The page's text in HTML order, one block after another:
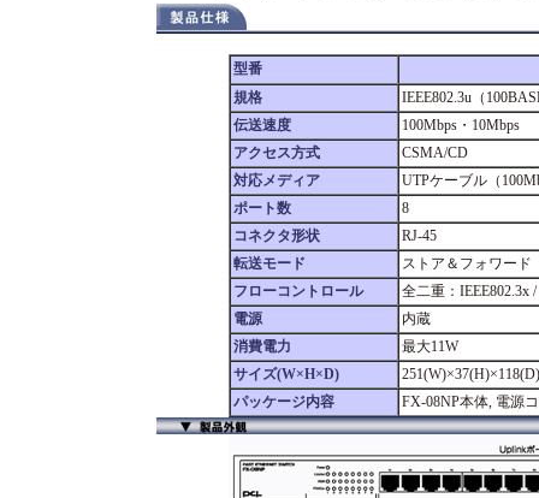
型番
規格
IEEE802.3u（
伝送速度
100Mbps・10Mbps
アクセス方式
CSMA/CD
対応メディア
UTPケーブル（
ポート数
8
コネクタ形状
RJ-45
転送モード
ストア＆フォワード
フローコントロール
全二重：IEEE802.3x
電源
内蔵
消費電力
最大11W
サイズ(W×H×D)
パッケージ内容
FX-08NP本体, 電源